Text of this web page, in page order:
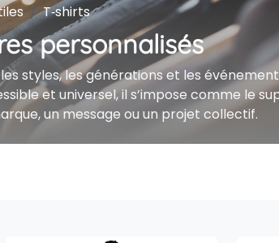
T‑shirts
personnalisés
styles, les générations et les
et universel, il s’impose comme le
un message ou un projet collectif.